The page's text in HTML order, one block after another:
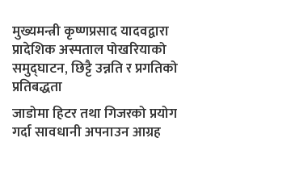
मुख्यमन्त्री कृष्णप्रसाद यादवद्वारा
प्रादेशिक अस्पताल पोखरियाको
समुद्घाटन, छिट्टै उन्नति र प्रगतिको
प्रतिबद्धता
जाडोमा हिटर तथा गिजरको प्रयोग
गर्दा सावधानी अपनाउन आग्रह